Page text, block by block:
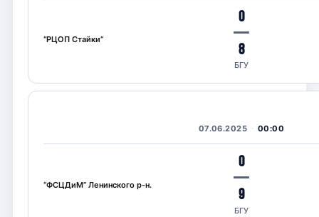
“РЦОП Стайки”
0
—
8
БГУ
07.06.2025 00:00
“ФСЦДиМ” Ленинского р-н.
0
—
9
БГУ